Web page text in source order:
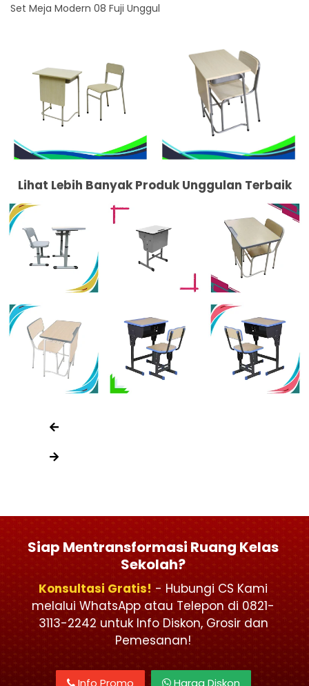
Set Meja Modern 08 Fuji Unggul
Lihat Lebih Banyak Produk Unggulan Terbaik
Siap Mentransformasi Ruang Kelas
Sekolah?
Konsultasi Gratis! - Hubungi CS Kami
melalui WhatsApp atau Telepon di 0821-
3113-2242 untuk Info Diskon, Grosir dan
Pemesanan!
Info Promo Harga Diskon